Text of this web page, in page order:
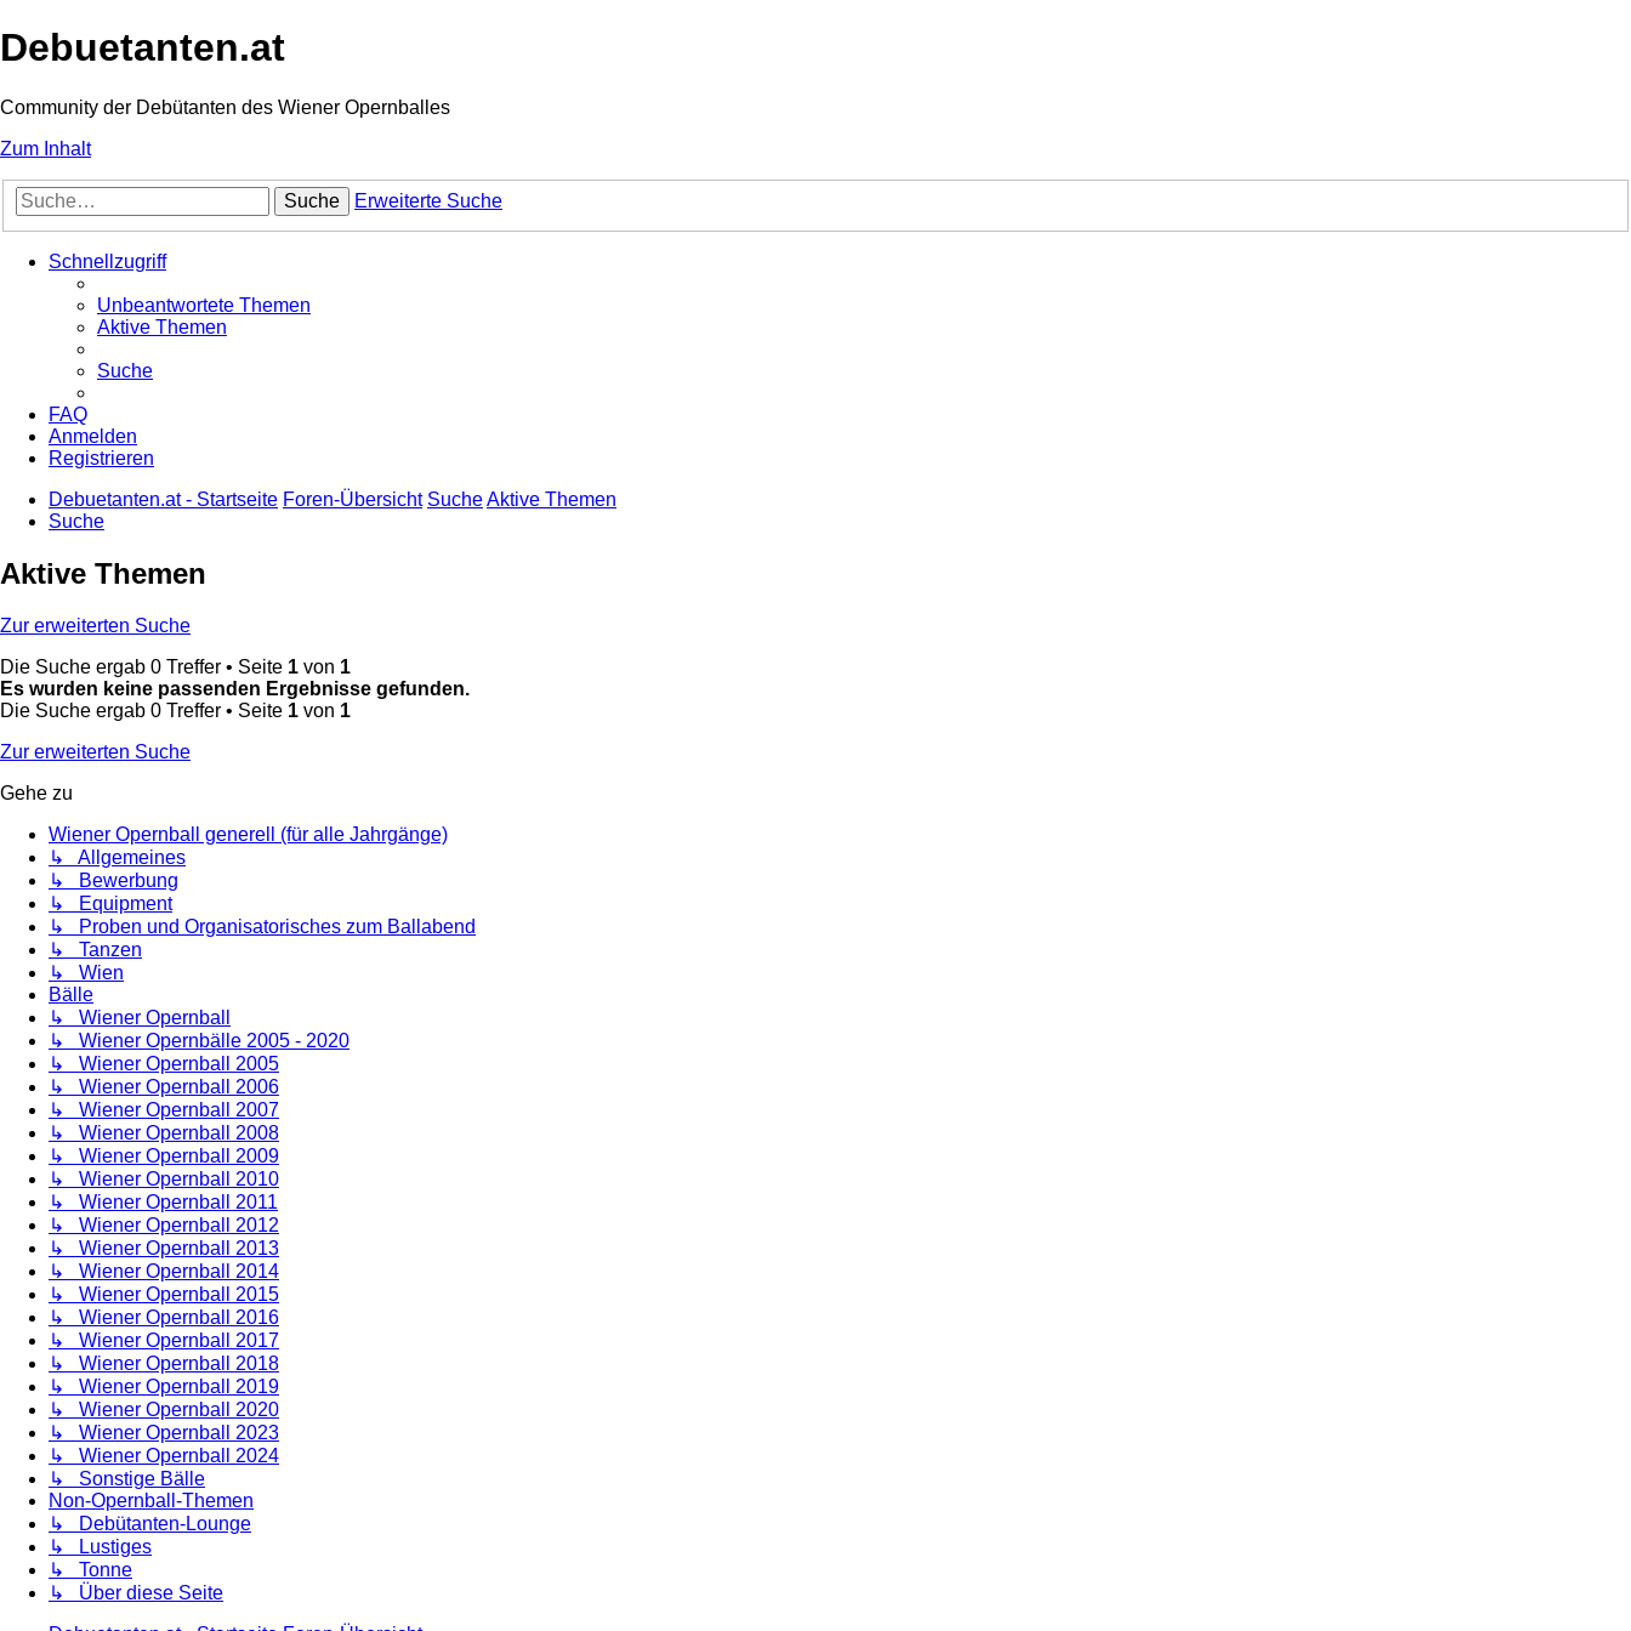
Debuetanten.at
Community der Debütanten des Wiener Opernballes
Zum Inhalt
Suche Erweiterte Suche
Schnellzugriff
Unbeantwortete Themen
Aktive Themen
Suche
FAQ
Anmelden
Registrieren
Debuetanten.at - Startseite Foren-Übersicht SucheAktive Themen
Suche
Aktive Themen
Zur erweiterten Suche
Die Suche ergab 0 Treffer • Seite 1 von 1
Es wurden keine passenden Ergebnisse gefunden.
Die Suche ergab 0 Treffer • Seite 1 von 1
Zur erweiterten Suche
Gehe zu
Wiener Opernball generell (für alle Jahrgänge)
↳ Allgemeines
↳ Bewerbung
↳ Equipment
↳ Proben und Organisatorisches zum Ballabend
↳ Tanzen
↳ Wien
Bälle
↳ Wiener Opernball
↳ Wiener Opernbälle 2005 - 2020
↳ Wiener Opernball 2005
↳ Wiener Opernball 2006
↳ Wiener Opernball 2007
↳ Wiener Opernball 2008
↳ Wiener Opernball 2009
↳ Wiener Opernball 2010
↳ Wiener Opernball 2011
↳ Wiener Opernball 2012
↳ Wiener Opernball 2013
↳ Wiener Opernball 2014
↳ Wiener Opernball 2015
↳ Wiener Opernball 2016
↳ Wiener Opernball 2017
↳ Wiener Opernball 2018
↳ Wiener Opernball 2019
↳ Wiener Opernball 2020
↳ Wiener Opernball 2023
↳ Wiener Opernball 2024
↳ Sonstige Bälle
Non-Opernball-Themen
↳ Debütanten-Lounge
↳ Lustiges
↳ Tonne
↳ Über diese Seite